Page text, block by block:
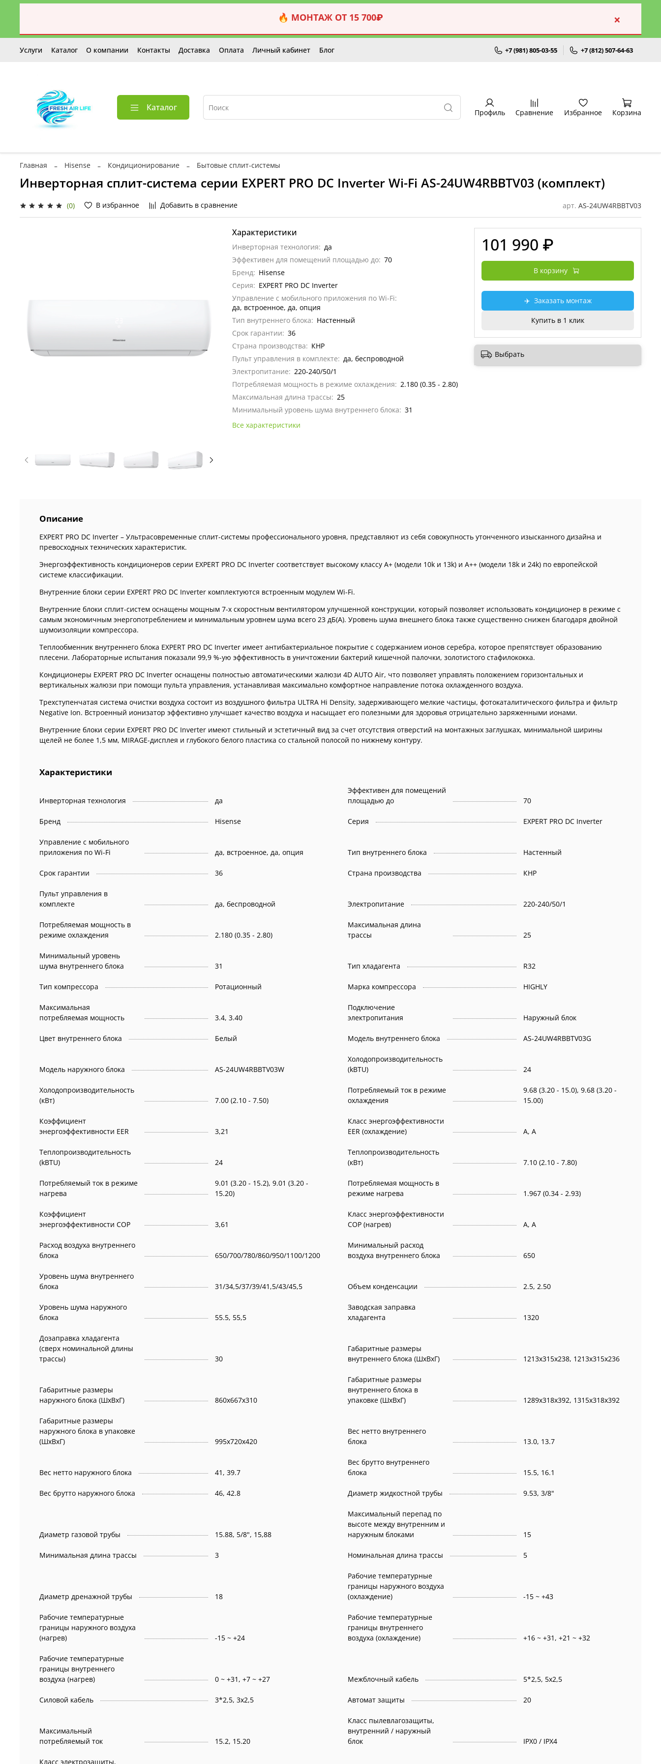
🔥 МОНТАЖ ОТ 15 700₽ ×
Услуги Каталог О компании Контакты Доставка Оплата Личный кабинет Блог +7 (981) 805-03-55 +7 (812) 507-64-63
Каталог Профиль Сравнение Избранное Корзина
Главная Hisense Кондиционирование Бытовые сплит-системы
Инверторная cплит-система серии EXPERT PRO DC Inverter Wi-Fi AS-24UW4RBBTV03 (комплект)
(0) В избранное Добавить в сравнение арт. AS-24UW4RBBTV03
Характеристики
Инверторная технология: да
Эффективен для помещений площадью до: 70
Бренд: Hisense
Серия: EXPERT PRO DC Inverter
Управление c мобильного приложения по Wi-Fi:
да, встроенное, да, опция
Тип внутреннего блока: Настенный
Срок гарантии: 36
Страна производства: КНР
Пульт управления в комплекте: да, беспроводной
Электропитание: 220-240/50/1
Потребляемая мощность в режиме охлаждения: 2.180 (0.35 - 2.80)
Максимальная длина трассы: 25
Минимальный уровень шума внутреннего блока: 31
Все характеристики
101 990 ₽
В корзину
✈️ Заказать монтаж
Купить в 1 клик
Выбрать
Описание
EXPERT PRO DC Inverter – Ультрасовременные сплит-системы профессионального уровня, представляют из себя совокупность утонченного изысканного дизайна и
превосходных технических характеристик.
Энергоэффективность кондиционеров серии EXPERT PRO DC Inverter соответствует высокому классу А+ (модели 10k и 13k) и А++ (модели 18k и 24k) по европейской
системе классификации.
Внутренние блоки серии EXPERT PRO DC Inverter комплектуются встроенным модулем Wi-Fi.
Внутренние блоки сплит-систем оснащены мощным 7-х скоростным вентилятором улучшенной конструкции, который позволяет использовать кондиционер в режиме с
самым экономичным энергопотреблением и минимальным уровнем шума всего 23 дБ(А). Уровень шума внешнего блока также существенно снижен благодаря двойной
шумоизоляции компрессора.
Теплообменник внутреннего блока EXPERT PRO DC Inverter имеет антибактериальное покрытие с содержанием ионов серебра, которое препятствует образованию
плесени. Лабораторные испытания показали 99,9 %-ую эффективность в уничтожении бактерий кишечной палочки, золотистого стафилококка.
Кондиционеры EXPERT PRO DC Inverter оснащены полностью автоматическими жалюзи 4D AUTO Air, что позволяет управлять положением горизонтальных и
вертикальных жалюзи при помощи пульта управления, устанавливая максимально комфортное направление потока охлажденного воздуха.
Трехступенчатая система очистки воздуха состоит из воздушного фильтра ULTRA Hi Density, задерживающего мелкие частицы, фотокаталитического фильтра и фильтр
Negative Ion. Встроенный ионизатор эффективно улучшает качество воздуха и насыщает его полезными для здоровья отрицательно заряженными ионами.
Внутренние блоки серии EXPERT PRO DC Inverter имеют стильный и эстетичный вид за счет отсутствия отверстий на монтажных заглушках, минимальной ширины
щелей не более 1,5 мм, MIRAGE-дисплея и глубокого белого пластика со стальной полосой по нижнему контуру.
Характеристики
Инверторная технология да
Эффективен для помещений
площадью до
70
Бренд Hisense Серия EXPERT PRO DC Inverter
Управление c мобильного
приложения по Wi-Fi
да, встроенное, да, опция Тип внутреннего блока Настенный
Срок гарантии 36 Страна производства КНР
Пульт управления в
комплекте
да, беспроводной Электропитание 220-240/50/1
Потребляемая мощность в
режиме охлаждения
2.180 (0.35 - 2.80)
Максимальная длина
трассы
25
Минимальный уровень
шума внутреннего блока
31 Тип хладагента R32
Тип компрессора Ротационный Марка компрессора HIGHLY
Максимальная
потребляемая мощность
3.4, 3.40
Подключение
электропитания
Наружный блок
Цвет внутреннего блока Белый Модель внутреннего блока AS-24UW4RBBTV03G
Модель наружного блока AS-24UW4RBBTV03W
Холодопроизводительность
(kBTU)
24
Холодопроизводительность
(кВт)
7.00 (2.10 - 7.50)
Потребляемый ток в режиме
охлаждения
9.68 (3.20 - 15.0), 9.68 (3.20 -
15.00)
Коэффициент
энергоэффективности EER
3,21
Класс энергоэффективности
EER (охлаждение)
А, A
Теплопроизводительность
(kBTU)
24
Теплопроизводительность
(кВт)
7.10 (2.10 - 7.80)
Потребляемый ток в режиме
нагрева
9.01 (3.20 - 15.2), 9.01 (3.20 -
15.20)
Потребляемая мощность в
режиме нагрева
1.967 (0.34 - 2.93)
Коэффициент
энергоэффективности COP
3,61
Класс энергоэффективности
COP (нагрев)
А, A
Расход воздуха внутреннего
блока
650/700/780/860/950/1100/1200
Минимальный расход
воздуха внутреннего блока
650
Уровень шума внутреннего
блока
31/34,5/37/39/41,5/43/45,5 Объем конденсации 2.5, 2.50
Уровень шума наружного
блока
55.5, 55,5
Заводская заправка
хладагента
1320
Дозаправка хладагента
(сверх номинальной длины
трассы)
30
Габаритные размеры
внутреннего блока (ШxВxГ)
1213x315x238, 1213x315x236
Габаритные размеры
наружного блока (ШxВxГ)
860x667x310
Габаритные размеры
внутреннего блока в
упаковке (ШxВxГ)
1289x318x392, 1315x318x392
Габаритные размеры
наружного блока в упаковке
(ШxВxГ)
995x720x420
Вес нетто внутреннего
блока
13.0, 13.7
Вес нетто наружного блока 41, 39.7
Вес брутто внутреннего
блока
15.5, 16.1
Вес брутто наружного блока 46, 42.8 Диаметр жидкостной трубы 9.53, 3/8"
Диаметр газовой трубы 15.88, 5/8", 15,88
Максимальный перепад по
высоте между внутренним и
наружным блоками
15
Минимальная длина трассы 3 Номинальная длина трассы 5
Диаметр дренажной трубы 18
Рабочие температурные
границы наружного воздуха
(охлаждение)
-15 ~ +43
Рабочие температурные
границы наружного воздуха
(нагрев)
-15 ~ +24
Рабочие температурные
границы внутреннего
воздуха (охлаждение)
+16 ~ +31, +21 ~ +32
Рабочие температурные
границы внутреннего
воздуха (нагрев)
0 ~ +31, +7 ~ +27 Межблочный кабель 5*2,5, 5x2,5
Силовой кабель 3*2,5, 3x2,5 Автомат защиты 20
Максимальный
потребляемый ток
15.2, 15.20
Класс пылевлагозащиты,
внутренний / наружный
блок
IPX0 / IPX4
Класс электрозащиты,